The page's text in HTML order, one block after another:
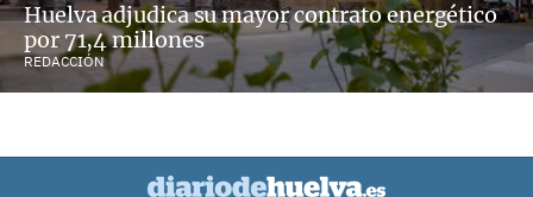
Huelva adjudica su mayor contrato energético
por 71,4 millones
REDACCIÓN